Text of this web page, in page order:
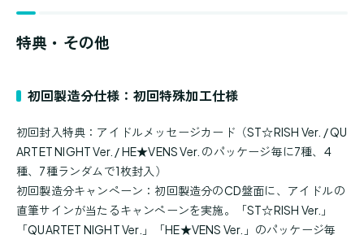
特典・その他
初回製造分仕様：初回特殊加工仕様
初回封入特典：アイドルメッセージカード（ST☆RISH Ver. / QU
ARTET NIGHT Ver. / HE★VENS Ver. のパッケージ毎に7種、4
種、7種ランダムで1枚封入）
初回製造分キャンペーン：初回製造分のCD盤面に、アイドルの
直筆サインが当たるキャンペーンを実施。「ST☆RISH Ver.」
「QUARTET NIGHT Ver.」「HE★VENS Ver.」のパッケージ毎